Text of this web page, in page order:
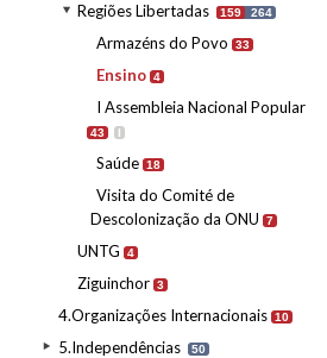
Regiões Libertadas 159 264
Armazéns do Povo 33
Ensino 4
I Assembleia Nacional Popular
43 I
Saúde 18
Visita do Comité de
Descolonização da ONU
7
UNTG 4
Ziguinchor 3
4.Organizações Internacionais 10
5.Independências 50